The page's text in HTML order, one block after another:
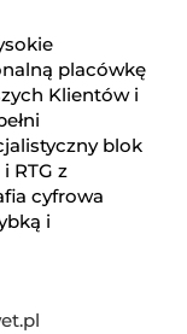
placówkę
Klientów i
blok
RTG z
cyfrowa
i